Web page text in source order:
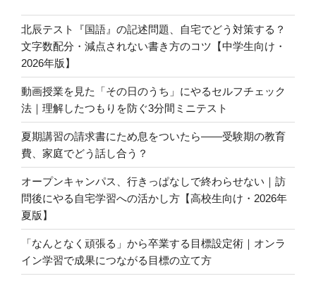
北辰テスト『国語』の記述問題、自宅でどう対策する？
文字数配分・減点されない書き方のコツ【中学生向け・
2026年版】
動画授業を見た「その日のうち」にやるセルフチェック
法｜理解したつもりを防ぐ3分間ミニテスト
夏期講習の請求書にため息をついたら――受験期の教育
費、家庭でどう話し合う？
オープンキャンパス、行きっぱなしで終わらせない｜訪
問後にやる自宅学習への活かし方【高校生向け・2026年
夏版】
「なんとなく頑張る」から卒業する目標設定術｜オンラ
イン学習で成果につながる目標の立て方